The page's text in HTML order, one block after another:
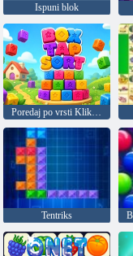
Ispuni blok
Poredaj po vrsti Kliknite na okvir
Tentriks